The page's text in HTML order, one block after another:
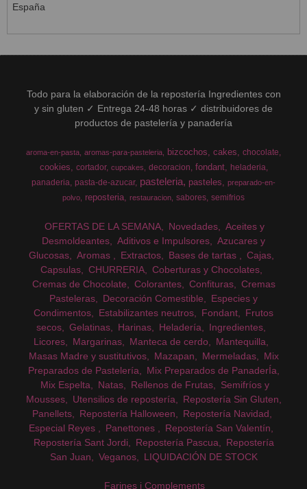
España
Todo para la elaboración de la repostería Ingredientes con
y sin gluten ✓ Entrega 24-48 horas ✓ distribuidores de
productos de pastelería y panadería
aroma-en-pasta aromas-para-pasteleria bizcochos cakes chocolate
cookies cortador cupcakes decoracion fondant
heladeria
panaderia pasta-de-azucar pasteleria pasteles
preparado-en-
polvo
reposteria restauracion sabores semifrios
OFERTAS DE LA SEMANA Novedades
Aceites y
Desmoldeantes
Aditivos e Impulsores
Azucares y
Glucosas
Aromas Extractos Bases de tartas
Cajas
Capsulas
CHURRERIA
Coberturas y Chocolates
Cremas de Chocolate
Colorantes Confituras
Cremas
Pasteleras
Decoración Comestible
Especies y
Condimentos
Estabilizantes neutros Fondant
Frutos
secos
Gelatinas Harinas Heladería
Ingredientes
Licores
Margarinas Manteca de cerdo
Mantequilla
Masas Madre y sustitutivos
Mazapan Mermeladas
Mix
Preparados de Pastelería
Mix Preparados de PanaderÍa
Mix Espelta
Natas Rellenos de Frutas
Semifríos y
Mousses
Utensilios de repostería
Repostería Sin Gluten
Panellets
Repostería Halloween
Repostería Navidad
Especial Reyes
Panettones
Repostería San Valentín
Repostería Sant Jordi
Repostería Pascua
Repostería
San Juan
Veganos LIQUIDACIÓN DE STOCK
Farines i Complements